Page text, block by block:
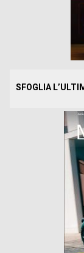
SFOGLIA